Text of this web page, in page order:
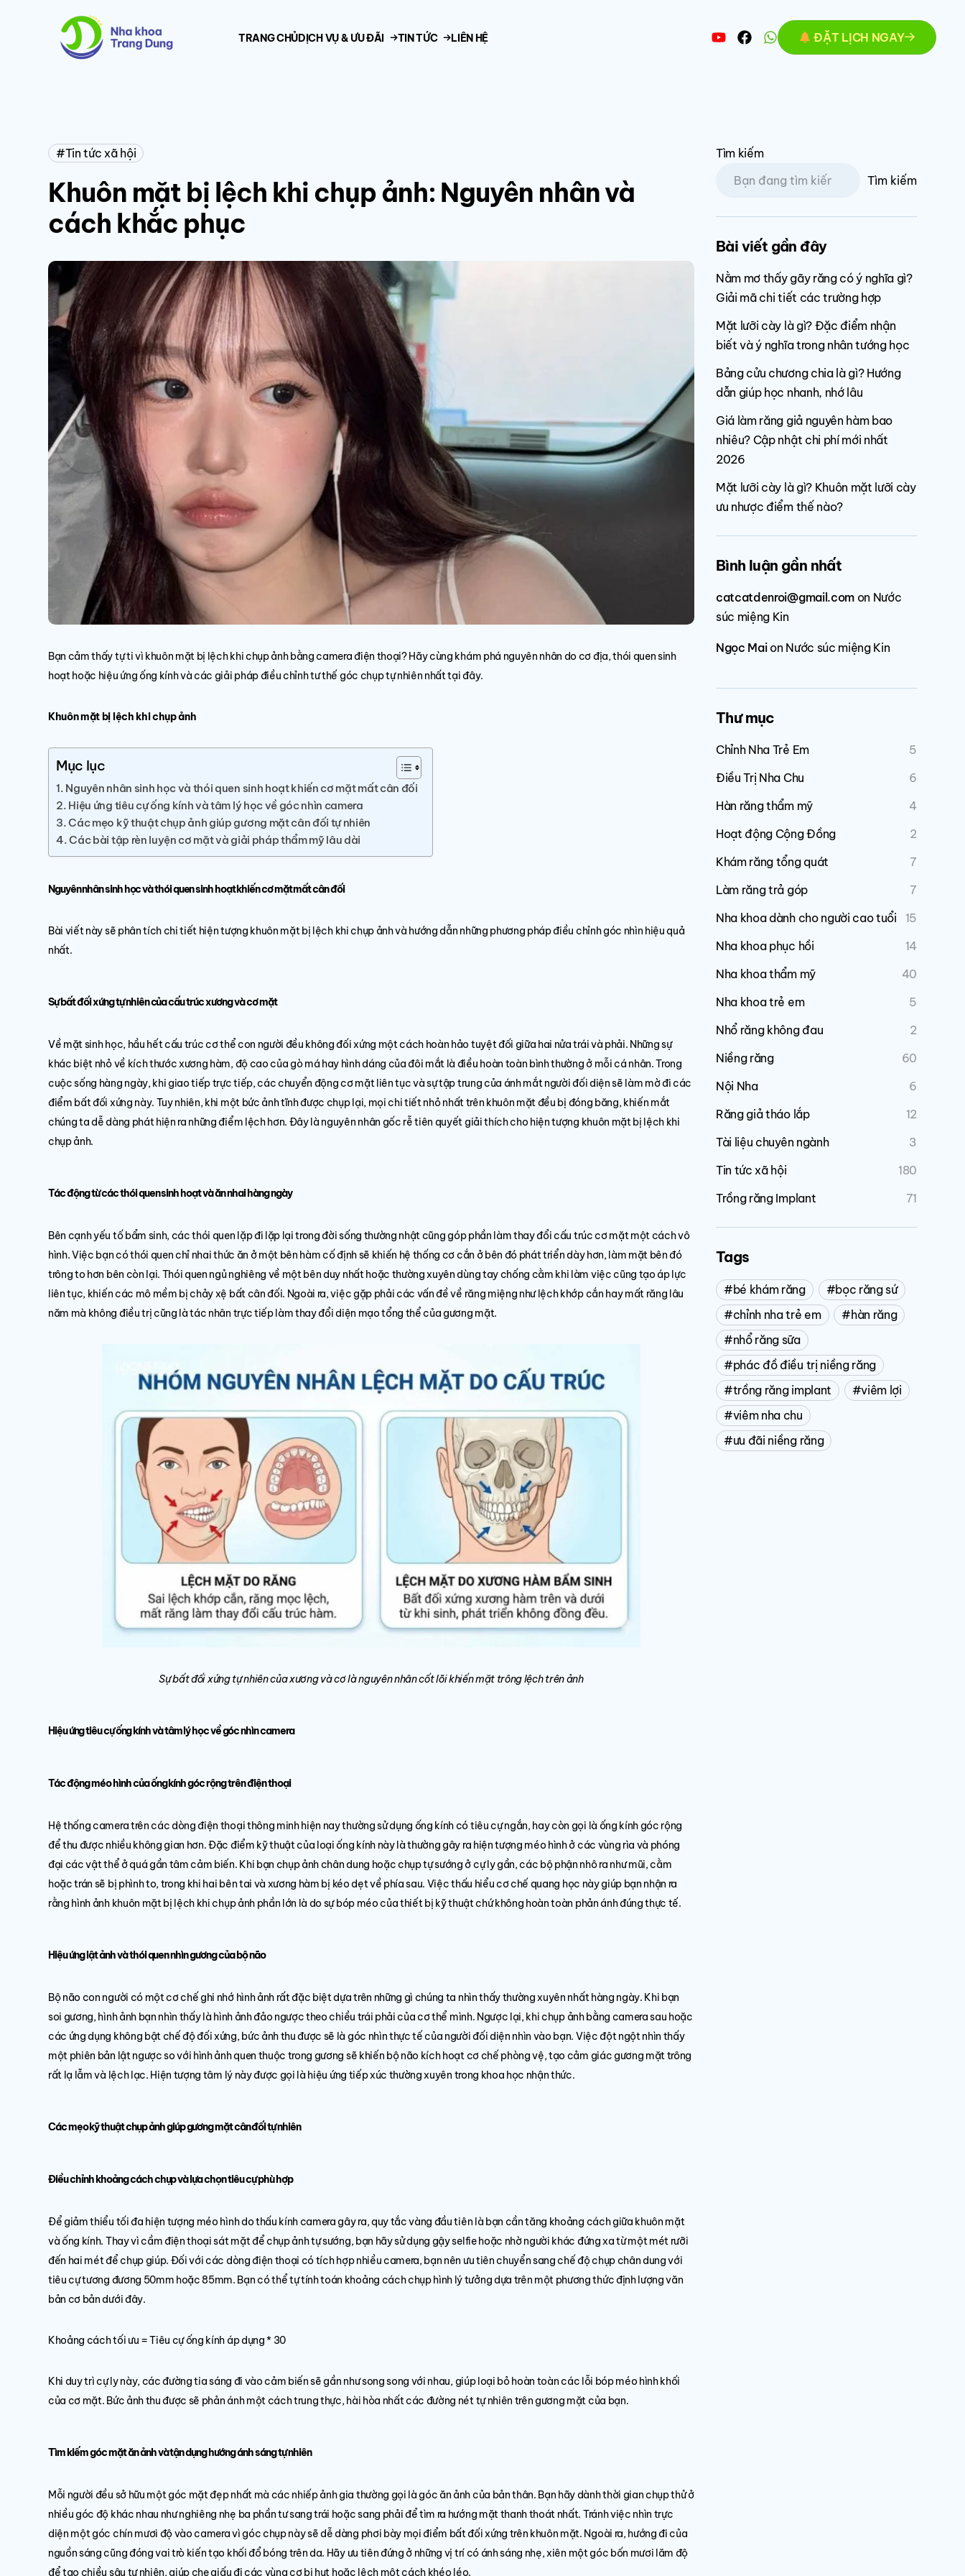
TRANG CHỦDỊCH VỤ & ƯU ĐÃI TIN TỨC LIÊN HỆ ĐẶT LỊCH NGAY
Tin tức xã hội
Khuôn mặt bị lệch khi chụp ảnh: Nguyên nhân và
cách khắc phục
Bạn cảm thấy tự ti vì khuôn mặt bị lệch khi chụp ảnh bằng camera điện thoại? Hãy cùng khám phá nguyên nhân do cơ địa, thói quen sinh
hoạt hoặc hiệu ứng ống kính và các giải pháp điều chỉnh tư thế góc chụp tự nhiên nhất tại đây.
Khuôn mặt bị lệch khi chụp ảnh
Mục lục
Nguyên nhân sinh học và thói quen sinh hoạt khiến cơ mặt mất cân đối
Hiệu ứng tiêu cự ống kính và tâm lý học về góc nhìn camera
Các mẹo kỹ thuật chụp ảnh giúp gương mặt cân đối tự nhiên
Các bài tập rèn luyện cơ mặt và giải pháp thẩm mỹ lâu dài
Nguyên nhân sinh học và thói quen sinh hoạt khiến cơ mặt mất cân đối
Bài viết này sẽ phân tích chi tiết hiện tượng khuôn mặt bị lệch khi chụp ảnh và hướng dẫn những phương pháp điều chỉnh góc nhìn hiệu quả
nhất.
Sự bất đối xứng tự nhiên của cấu trúc xương và cơ mặt
Về mặt sinh học, hầu hết cấu trúc cơ thể con người đều không đối xứng một cách hoàn hảo tuyệt đối giữa hai nửa trái và phải. Những sự
khác biệt nhỏ về kích thước xương hàm, độ cao của gò má hay hình dáng của đôi mắt là điều hoàn toàn bình thường ở mỗi cá nhân. Trong
cuộc sống hàng ngày, khi giao tiếp trực tiếp, các chuyển động cơ mặt liên tục và sự tập trung của ánh mắt người đối diện sẽ làm mờ đi các
điểm bất đối xứng này. Tuy nhiên, khi một bức ảnh tĩnh được chụp lại, mọi chi tiết nhỏ nhất trên khuôn mặt đều bị đóng băng, khiến mắt
chúng ta dễ dàng phát hiện ra những điểm lệch hơn. Đây là nguyên nhân gốc rễ tiên quyết giải thích cho hiện tượng khuôn mặt bị lệch khi
chụp ảnh.
Tác động từ các thói quen sinh hoạt và ăn nhai hàng ngày
Bên cạnh yếu tố bẩm sinh, các thói quen lặp đi lặp lại trong đời sống thường nhật cũng góp phần làm thay đổi cấu trúc cơ mặt một cách vô
hình. Việc bạn có thói quen chỉ nhai thức ăn ở một bên hàm cố định sẽ khiến hệ thống cơ cắn ở bên đó phát triển dày hơn, làm mặt bên đó
trông to hơn bên còn lại. Thói quen ngủ nghiêng về một bên duy nhất hoặc thường xuyên dùng tay chống cằm khi làm việc cũng tạo áp lực
liên tục, khiến các mô mềm bị chảy xệ bất cân đối. Ngoài ra, việc gặp phải các vấn đề về răng miệng như lệch khớp cắn hay mất răng lâu
năm mà không điều trị cũng là tác nhân trực tiếp làm thay đổi diện mạo tổng thể của gương mặt.
Sự bất đối xứng tự nhiên của xương và cơ là nguyên nhân cốt lõi khiến mặt trông lệch trên ảnh
Hiệu ứng tiêu cự ống kính và tâm lý học về góc nhìn camera
Tác động méo hình của ống kính góc rộng trên điện thoại
Hệ thống camera trên các dòng điện thoại thông minh hiện nay thường sử dụng ống kính có tiêu cự ngắn, hay còn gọi là ống kính góc rộng
để thu được nhiều không gian hơn. Đặc điểm kỹ thuật của loại ống kính này là thường gây ra hiện tượng méo hình ở các vùng rìa và phóng
đại các vật thể ở quá gần tâm cảm biến. Khi bạn chụp ảnh chân dung hoặc chụp tự sướng ở cự ly gần, các bộ phận nhô ra như mũi, cằm
hoặc trán sẽ bị phình to, trong khi hai bên tai và xương hàm bị kéo dẹt về phía sau. Việc thấu hiểu cơ chế quang học này giúp bạn nhận ra
rằng hình ảnh khuôn mặt bị lệch khi chụp ảnh phần lớn là do sự bóp méo của thiết bị kỹ thuật chứ không hoàn toàn phản ánh đúng thực tế.
Hiệu ứng lật ảnh và thói quen nhìn gương của bộ não
Bộ não con người có một cơ chế ghi nhớ hình ảnh rất đặc biệt dựa trên những gì chúng ta nhìn thấy thường xuyên nhất hàng ngày. Khi bạn
soi gương, hình ảnh bạn nhìn thấy là hình ảnh đảo ngược theo chiều trái phải của cơ thể mình. Ngược lại, khi chụp ảnh bằng camera sau hoặc
các ứng dụng không bật chế độ đối xứng, bức ảnh thu được sẽ là góc nhìn thực tế của người đối diện nhìn vào bạn. Việc đột ngột nhìn thấy
một phiên bản lật ngược so với hình ảnh quen thuộc trong gương sẽ khiến bộ não kích hoạt cơ chế phòng vệ, tạo cảm giác gương mặt trông
rất lạ lẫm và lệch lạc. Hiện tượng tâm lý này được gọi là hiệu ứng tiếp xúc thường xuyên trong khoa học nhận thức.
Các mẹo kỹ thuật chụp ảnh giúp gương mặt cân đối tự nhiên
Điều chỉnh khoảng cách chụp và lựa chọn tiêu cự phù hợp
Để giảm thiểu tối đa hiện tượng méo hình do thấu kính camera gây ra, quy tắc vàng đầu tiên là bạn cần tăng khoảng cách giữa khuôn mặt
và ống kính. Thay vì cầm điện thoại sát mặt để chụp ảnh tự sướng, bạn hãy sử dụng gậy selfie hoặc nhờ người khác đứng xa từ một mét rưỡi
đến hai mét để chụp giúp. Đối với các dòng điện thoại có tích hợp nhiều camera, bạn nên ưu tiên chuyển sang chế độ chụp chân dung với
tiêu cự tương đương 50mm hoặc 85mm. Bạn có thể tự tính toán khoảng cách chụp hình lý tưởng dựa trên một phương thức định lượng văn
bản cơ bản dưới đây.
Khoảng cách tối ưu = Tiêu cự ống kính áp dụng * 30
Khi duy trì cự ly này, các đường tia sáng đi vào cảm biến sẽ gần như song song với nhau, giúp loại bỏ hoàn toàn các lỗi bóp méo hình khối
của cơ mặt. Bức ảnh thu được sẽ phản ánh một cách trung thực, hài hòa nhất các đường nét tự nhiên trên gương mặt của bạn.
Tìm kiếm góc mặt ăn ảnh và tận dụng hướng ánh sáng tự nhiên
Mỗi người đều sở hữu một góc mặt đẹp nhất mà các nhiếp ảnh gia thường gọi là góc ăn ảnh của bản thân. Bạn hãy dành thời gian chụp thử ở
nhiều góc độ khác nhau như nghiêng nhẹ ba phần tư sang trái hoặc sang phải để tìm ra hướng mặt thanh thoát nhất. Tránh việc nhìn trực
diện một góc chín mươi độ vào camera vì góc chụp này sẽ dễ dàng phơi bày mọi điểm bất đối xứng trên khuôn mặt. Ngoài ra, hướng đi của
nguồn sáng cũng đóng vai trò kiến tạo khối đổ bóng trên da. Hãy ưu tiên đứng ở những vị trí có ánh sáng nhẹ, xiên một góc bốn mươi lăm độ
để tạo chiều sâu tự nhiên, giúp che giấu đi các vùng cơ bị hụt hoặc lệch một cách khéo léo.
Tìm kiếm
Tìm kiếm
Bài viết gần đây
Nằm mơ thấy gãy răng có ý nghĩa gì?
Giải mã chi tiết các trường hợp
Mặt lưỡi cày là gì? Đặc điểm nhận
biết và ý nghĩa trong nhân tướng học
Bảng cửu chương chia là gì? Hướng
dẫn giúp học nhanh, nhớ lâu
Giá làm răng giả nguyên hàm bao
nhiêu? Cập nhật chi phí mới nhất
2026
Mặt lưỡi cày là gì? Khuôn mặt lưỡi cày
ưu nhược điểm thế nào?
Bình luận gần nhất
catcatdenroi@gmail.comon Nước
súc miệng Kin
Ngọc Maion Nước súc miệng Kin
Thư mục
Chỉnh Nha Trẻ Em
5
Điều Trị Nha Chu
6
Hàn răng thẩm mỹ
4
Hoạt động Cộng Đồng
2
Khám răng tổng quát
7
Làm răng trả góp
7
Nha khoa dành cho người cao tuổi
15
Nha khoa phục hồi
14
Nha khoa thẩm mỹ
40
Nha khoa trẻ em
5
Nhổ răng không đau
2
Niềng răng
60
Nội Nha
6
Răng giả tháo lắp
12
Tài liệu chuyên ngành
3
Tin tức xã hội
180
Trồng răng Implant
71
Tags
bé khám răng
bọc răng sứ
chỉnh nha trẻ em
hàn răng
nhổ răng sữa
phác đồ điều trị niềng răng
trồng răng implant
viêm lợi
viêm nha chu
ưu đãi niềng răng